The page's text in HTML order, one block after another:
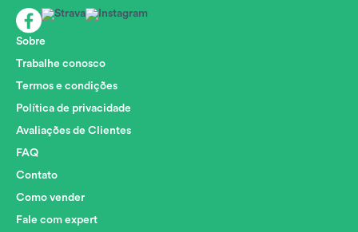
Sobre
Trabalhe conosco
Termos e condições
Política de privacidade
Avaliações de Clientes
FAQ
Contato
Como vender
Fale com expert